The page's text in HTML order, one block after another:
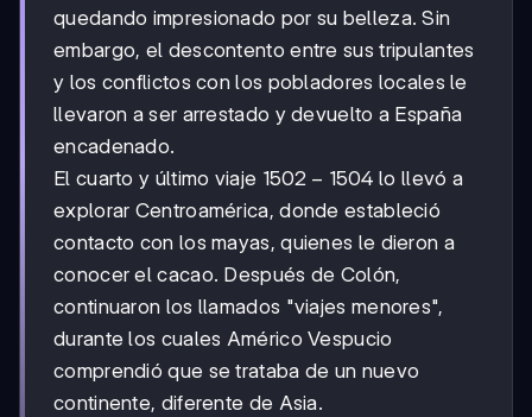
quedando impresionado por su belleza. Sin
embargo, el descontento entre sus tripulantes
y los conflictos con los pobladores locales le
llevaron a ser arrestado y devuelto a España
encadenado.
El cuarto y último viaje 1502-
1504
1502 − 1504 lo llevó a
explorar Centroamérica, donde estableció
contacto con los mayas, quienes le dieron a
conocer el cacao. Después de Colón,
continuaron los llamados "viajes menores",
durante los cuales Américo Vespucio
comprendió que se trataba de un nuevo
continente, diferente de Asia.